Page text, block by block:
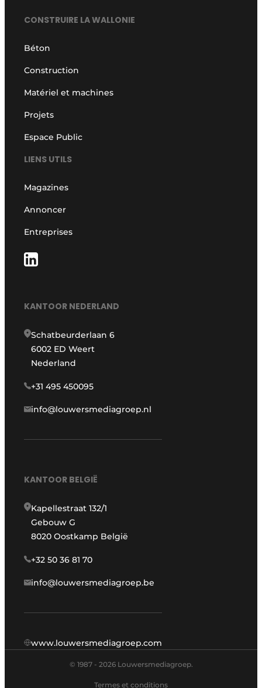
CONSTRUIRE LA WALLONIE
Béton
Construction
Matériel et machines
Projets
Espace Public
LIENS UTILS
Magazines
Annoncer
Entreprises
KANTOOR NEDERLAND
Schatbeurderlaan 6
6002 ED Weert
Nederland
+31 495 450095
info@louwersmediagroep.nl
KANTOOR BELGIË
Kapellestraat 132/1
Gebouw G
8020 Oostkamp België
+32 50 36 81 70
info@louwersmediagroep.be
www.louwersmediagroep.com
© 1987 - 2026 Louwersmediagroep.
Termes et conditions